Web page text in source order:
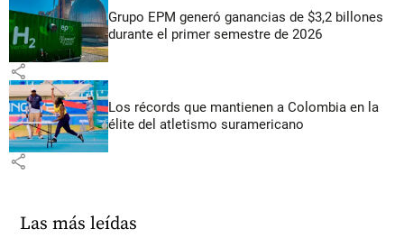
Grupo EPM generó ganancias de $3,2 billones
durante el primer semestre de 2026
share
Los récords que mantienen a Colombia en la
élite del atletismo suramericano
share
Las más leídas